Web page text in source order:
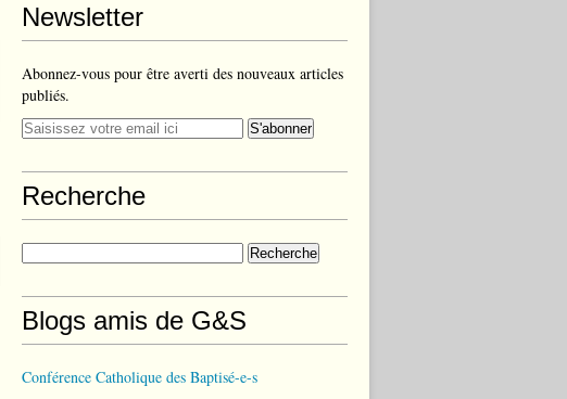
Newsletter
Abonnez-vous pour être averti des nouveaux articles
publiés.
Recherche
Blogs amis de G&S
Conférence Catholique des Baptisé-e-s